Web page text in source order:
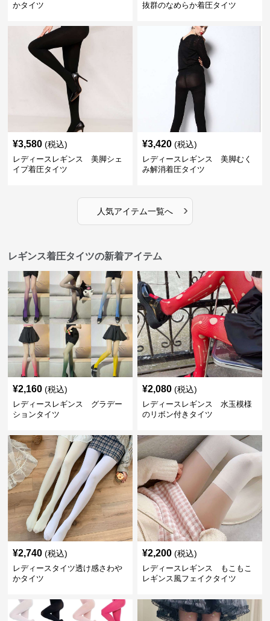
かタイツ
抜群のなめらか着圧タイツ
¥3,580 (税込)
レディースレギンス 美脚シェ
イプ着圧タイツ
¥3,420 (税込)
レディースレギンス 美脚むく
み解消着圧タイツ
人気アイテム一覧へ ›
レギンス着圧タイツの新着アイテム
¥2,160 (税込)
レディースレギンス グラデー
ションタイツ
¥2,080 (税込)
レディースレギンス 水玉模様
のリボン付きタイツ
¥2,740 (税込)
レディースタイツ透け感さわや
かタイツ
¥2,200 (税込)
レディースレギンス もこもこ
レギンス風フェイクタイツ